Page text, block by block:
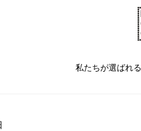
私たちが選ばれ